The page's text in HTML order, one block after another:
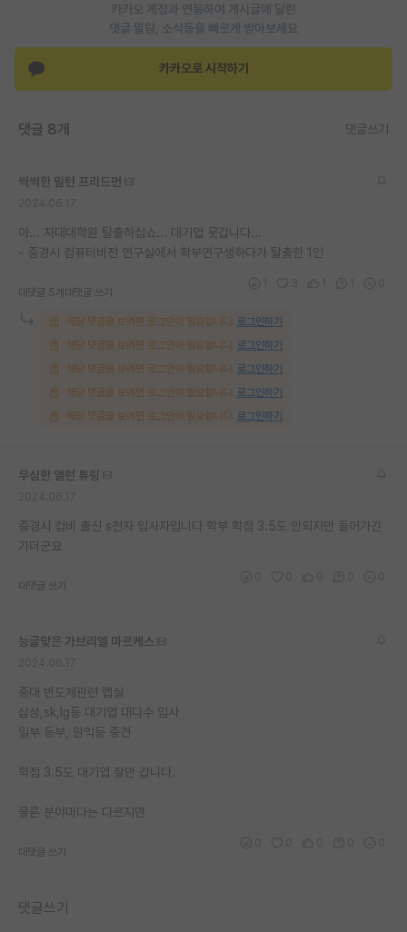
반도체/AI 게시판
장학금/장학생 게시판
홍보 게시판
커리어
이벤트
재팬라운지 🌸
카카오 계정과 연동하여 게시글에 달린
댓글 알람, 소식등을 빠르게 받아보세요
카카오로 시작하기
댓글 8개 댓글쓰기
씩씩한 밀턴 프리드먼
아... 자대대학원 탈출하십쇼... 대기업 못갑니다...
- 중경시 컴퓨터비전 연구실에서 학부연구생하다가 탈출한 1인
대댓글 5개 대댓글 쓰기
해당 댓글을 보려면 로그인이 필요합니다. 로그인하기
해당 댓글을 보려면 로그인이 필요합니다. 로그인하기
해당 댓글을 보려면 로그인이 필요합니다. 로그인하기
해당 댓글을 보려면 로그인이 필요합니다. 로그인하기
해당 댓글을 보려면 로그인이 필요합니다. 로그인하기
무심한 앨런 튜링
중경시 컴비 출신 s전자 입사자입니다 학부 학점 3.5도 안되지만 들어가긴
가더군요
대댓글 쓰기
능글맞은 가브리엘 마르케스
중대 반도체관련 랩실
삼성,sk,lg등 대기업 대다수 입사
일부 동부, 원익등 중견
학점 3.5도 대기업 잘만 갑니다.
물론 분야마다는 다르지만
대댓글 쓰기
댓글쓰기